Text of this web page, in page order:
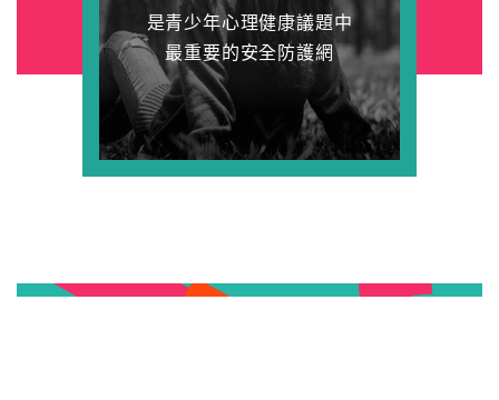
是青少年心理健康議題中
最重要的安全防護網